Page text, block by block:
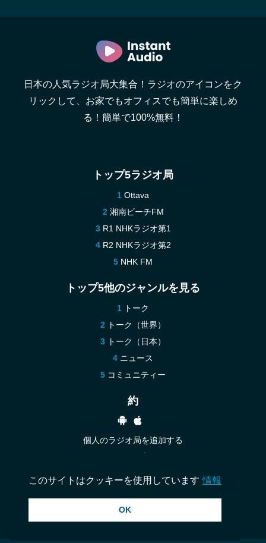
日本の人気ラジオ局大集合！ラジオのアイコンをク
リックして、お家でもオフィスでも簡単に楽しめ
る！簡単で100%無料！
トップ5ラジオ局
Ottava
湘南ビーチFM
R1 NHKラジオ第1
R2 NHKラジオ第2
NHK FM
トップ5他のジャンルを見る
トーク
トーク（世界）
トーク（日本）
ニュース
コミュニティー
約
個人のラジオ局を追加する
© 2026 InstantAudio. 全著作権所有. ・
このサイトはクッキーを使用しています 情報
OK